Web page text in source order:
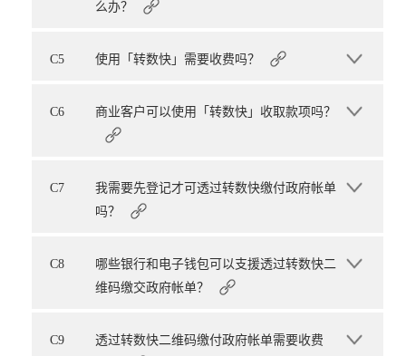
么办？
C5 使用「转数快」需要收费吗？
C6 商业客户可以使用「转数快」收取款项吗？
C7
我需要先登记才可透过转数快缴付政府帐单
吗？
C8
哪些银行和电子钱包可以支援透过转数快二
维码缴交政府帐单？
C9
透过转数快二维码缴付政府帐单需要收费